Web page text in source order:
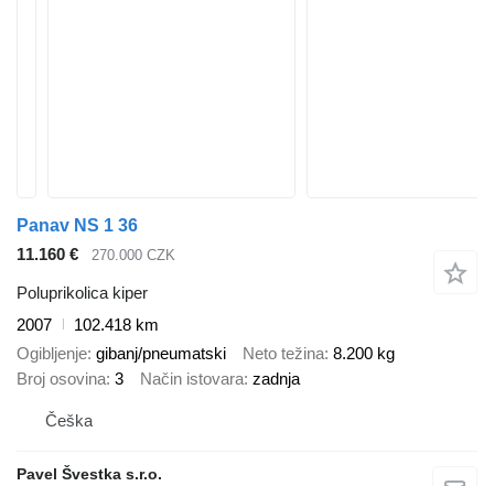
Panav NS 1 36
11.160 €
270.000 CZK
Poluprikolica kiper
2007
102.418 km
Ogibljenje gibanj/pneumatski Neto težina 8.200 kg
Broj osovina 3 Način istovara zadnja
Češka
Pavel Švestka s.r.o.